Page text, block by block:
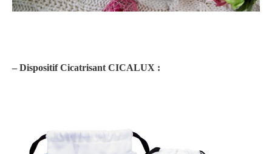
– Dispositif Cicatrisant CICALUX :